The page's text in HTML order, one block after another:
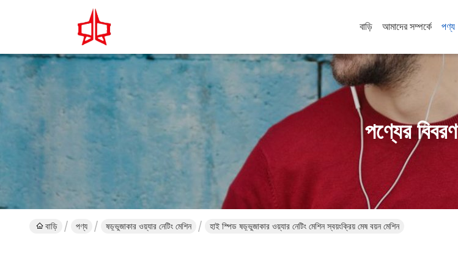
বাড়ি আমাদের সম্পর্কে পণ্য
পণ্যের বিবরণ
বাড়ি পণ্য ষড়্ভুজাকার ওয়্যার নেটিং মেশিন হাই স্পিড ষড়্ভুজাকার ওয়্যার নেটিং মেশিন স্বয়ংক্রিয় মেষ বয়ন মেশিন